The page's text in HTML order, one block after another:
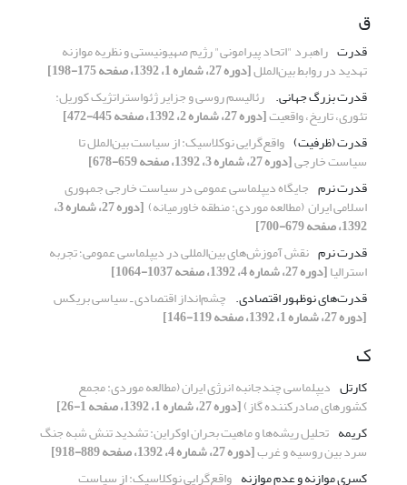
ق
قدرت راهبرد "اتحاد پیرامونی" رژیم صهیونیستی و ‏نظریه موازنه
تهدید در روابط بین‌الملل[دوره 27، شماره 1، 1392، صفحه 175-198]
قدرت بزرگ جهانی. ‏ رئالیسم روسی و جزایر ژئواستراتژیک کوریل:
‏تئوری، تاریخ، واقعیت[دوره 27، شماره 2، 1392، صفحه 445-472]
قدرت (ظرفیت) واقع‌گرایی نوکلاسیک: از سیاست بین‌الملل تا
‏سیاست خارجی[دوره 27، شماره 3، 1392، صفحه 659-678]
قدرت نرم جایگاه دیپلماسی عمومی در سیاست خارجی ‏جمهوری
اسلامی ایران ‏ ‏(مطالعه موردی: منطقه خاورمیانه) ‏ [دوره 27، شماره 3،
1392، صفحه 679-700]
قدرت نرم نقش آموزش‌های بین‌المللی در دیپلماسی عمومی؛ تجربه
استرالیا[دوره 27، شماره 4، 1392، صفحه 1037-1064]
قدرت‌های نوظهور اقتصادی.‏ چشم‌انداز اقتصادی ‌ـ سیاسی بریکس
[دوره 27، شماره 1، 1392، صفحه 119-146]
ک
کارتل دیپلماسی چندجانبه انرژی ایران ‏(مطالعه موردی: مجمع
کشورهای صادرکننده گاز)‏[دوره 27، شماره 1، 1392، صفحه 1-26]
کریمه تحلیل ریشه‌ها و ماهیت بحران اوکراین: تشدید تنش شبه جنگ
سرد بین روسیه و غرب[دوره 27، شماره 4، 1392، صفحه 889-918]
کسری موازنه و عدم ‏موازنه واقع‌گرایی نوکلاسیک: از سیاست